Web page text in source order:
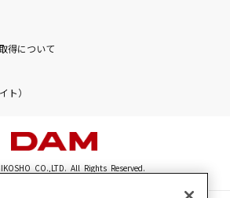
得について
ト）
CO.,LTD. All Rights Reserved.